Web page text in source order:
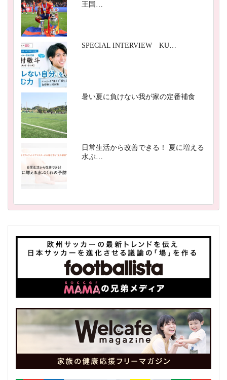
王国…
SPECIAL INTERVIEW KU…
暑い夏に負けない我が家の定番補食
日常生活から改善できる！ 夏に増える
水ぶ…